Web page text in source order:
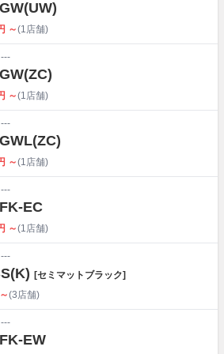
～(1店舗)
～(1店舗)
～(1店舗)
EC
～(1店舗)
[セミマットブラック]
(3店舗)
EW